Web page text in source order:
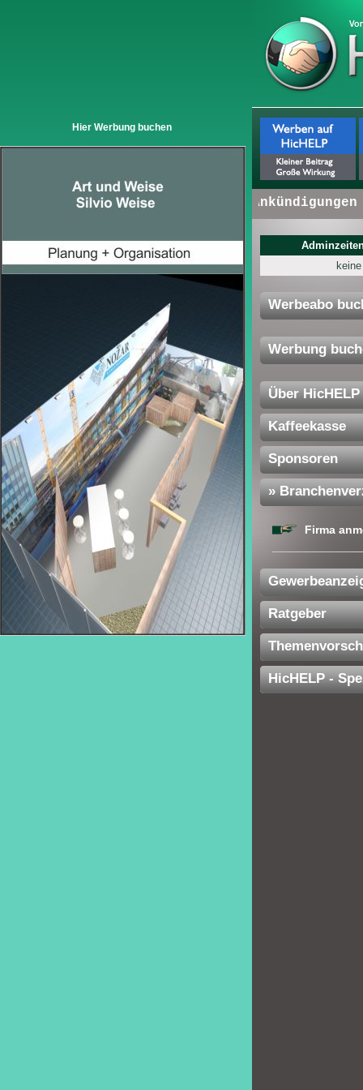
Hier Werbung buchen
von Unternehmen - Ankündigungen
keine
Werbeabo
Werbung
Über HicHELP
Kaffeekasse
Sponsoren
»
Firma
Ratgeber
HicHELP -